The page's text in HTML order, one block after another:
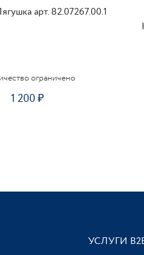
арт. 82.07267.00.1
ограничено
1 200
УСЛУГИ